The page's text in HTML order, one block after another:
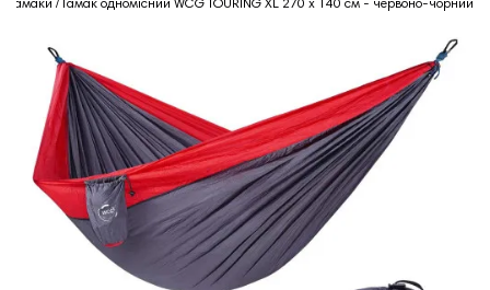
Гамаки Гамак одномісний WCG TOURING XL 270 х 140 см - червоно-чорний